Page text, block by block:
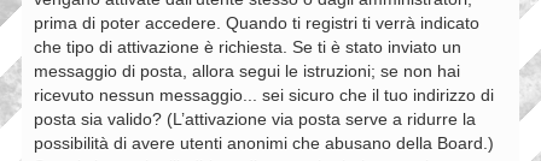
prima di poter accedere. Quando ti registri ti verrà indicato
che tipo di attivazione è richiesta. Se ti è stato inviato un
messaggio di posta, allora segui le istruzioni; se non hai
ricevuto nessun messaggio... sei sicuro che il tuo indirizzo di
posta sia valido? (L’attivazione via posta serve a ridurre la
possibilità di avere utenti anonimi che abusano della Board.)